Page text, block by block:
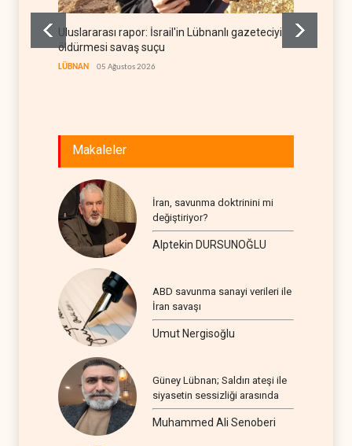
Uluslararası rapor: İsrail'in Lübnanlı gazeteciyi
öldürmesi savaş suçu
LÜBNAN 05 Ağustos 2026
Makaleler
İran, savunma doktrinini mi
değiştiriyor?
Alptekin DURSUNOĞLU
ABD savunma sanayi verileri ile
İran savaşı
Umut Nergisoğlu
Güney Lübnan; Saldırı ateşi ile
siyasetin sessizliği arasında
Muhammed Ali Senoberi